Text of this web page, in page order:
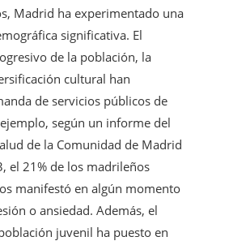
Madrid ha experimentado una
significativa. El
de la población, la
cultural han
de servicios públicos de
según un informe del
de la Comunidad de Madrid
el 21% de los madrileños
manifestó en algún momento
o ansiedad. Además, el
juvenil ha puesto en